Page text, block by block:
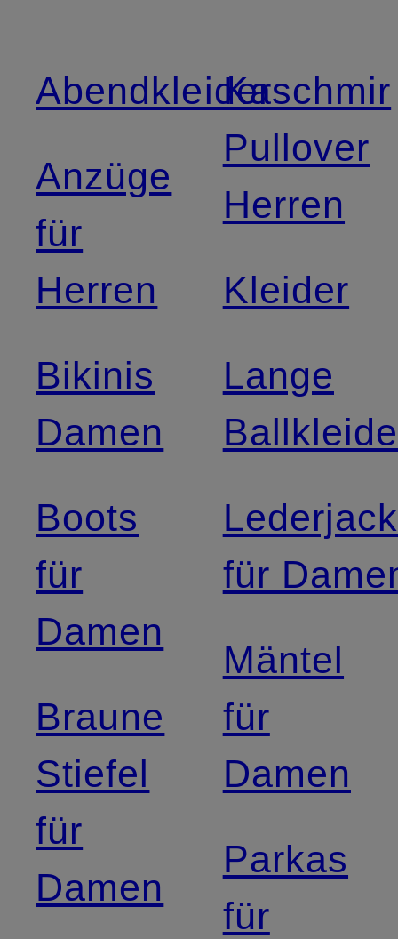
Abendkleider
Anzüge
für
Herren
Bikinis
Damen
Boots
für
Damen
Braune
Stiefel
für
Damen
Kaschmir
Pullover
Herren
Kleider
Lange
für
Mäntel
für
Damen
Parkas
für